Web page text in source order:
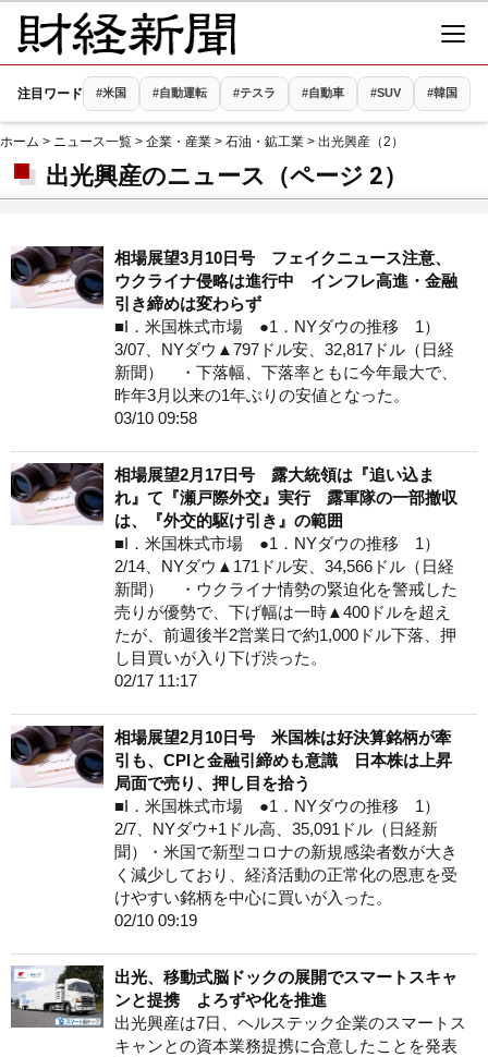
注目ワード #米国 #自動運転 #テスラ #自動車 #SUV #韓国
ホーム > ニュース一覧 > 企業・産業 > 石油・鉱工業 > 出光興産（2）
出光興産のニュース（ページ 2）
相場展望3月10日号 フェイクニュース注意、
ウクライナ侵略は進行中 インフレ高進・金融
引き締めは変わらず
■I．米国株式市場 ●1．NYダウの推移 1）
3/07、NYダウ▲797ドル安、32,817ドル（日経
新聞） ・下落幅、下落率ともに今年最大で、
昨年3月以来の1年ぶりの安値となった。
03/10 09:58
相場展望2月17日号 露大統領は『追い込ま
れ』て『瀬戸際外交』実行 露軍隊の一部撤収
は、『外交的駆け引き』の範囲
■I．米国株式市場 ●1．NYダウの推移 1）
2/14、NYダウ▲171ドル安、34,566ドル（日経
新聞） ・ウクライナ情勢の緊迫化を警戒した
売りが優勢で、下げ幅は一時▲400ドルを超え
たが、前週後半2営業日で約1,000ドル下落、押
し目買いが入り下げ渋った。
02/17 11:17
相場展望2月10日号 米国株は好決算銘柄が牽
引も、CPIと金融引締めも意識 日本株は上昇
局面で売り、押し目を拾う
■I．米国株式市場 ●1．NYダウの推移 1）
2/7、NYダウ+1ドル高、35,091ドル（日経新
聞）・米国で新型コロナの新規感染者数が大き
く減少しており、経済活動の正常化の恩恵を受
けやすい銘柄を中心に買いが入った。
02/10 09:19
出光、移動式脳ドックの展開でスマートスキャ
ンと提携 よろずや化を推進
出光興産は7日、ヘルステック企業のスマートス
キャンとの資本業務提携に合意したことを発表